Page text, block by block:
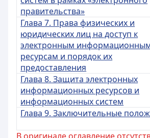
правительства»
Глава 7. Права физических и
юридических лиц на доступ к
электронным
ресурсам и порядок их
предоставления
Глава 8. Защита электронных
информационных ресурсов и
информационных систем
Глава 9. Заключительные